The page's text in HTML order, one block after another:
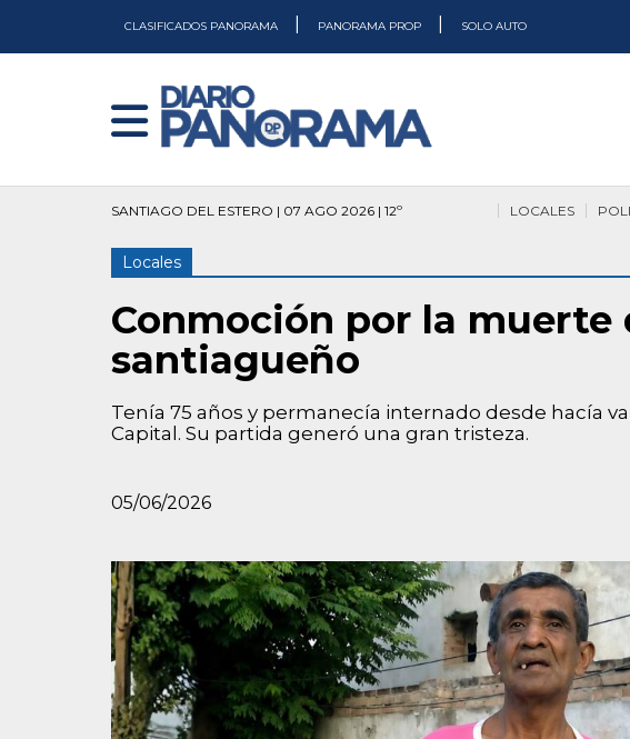
CLASIFICADOS PANORAMA PANORAMA PROP SOLO AUTO
SANTIAGO DEL ESTERO | 07 AGO 2026 | 12º LOCALES
Locales
Conmoción por la
santiagueño
Tenía 75 años y permanecía internado desde hacía
Capital. Su partida generó una gran tristeza.
05/06/2026